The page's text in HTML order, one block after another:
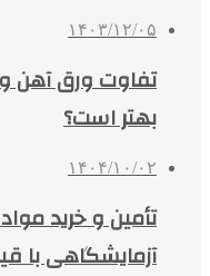
۱۴۰۳/۱۲/۰۵
تفاوت ورق آهن
بهتر است؟
۱۴۰۴/۱۰/۰۲
تأمین و خرید
آزمایشگاهی با